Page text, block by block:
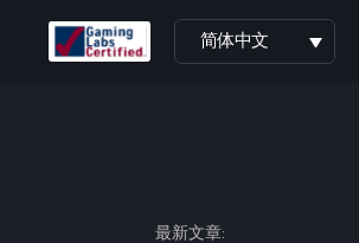
简体中文
最新文章: